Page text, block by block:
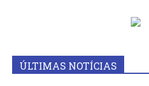
ÚLTIMAS NOTÍCIAS